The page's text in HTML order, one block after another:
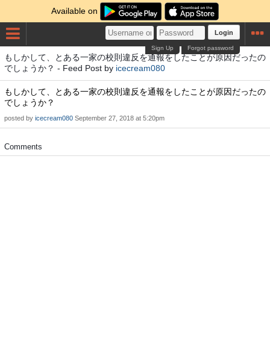
Available on
Login
Forgot password
Sign Up
もしかして、とある一家の校則違反を通報をしたことが原因だったの
でしょうか？ - Feed Post by icecream080
もしかして、とある一家の校則違反を通報をしたことが原因だったの
でしょうか？
posted by icecream080 September 27, 2018 at 5:20pm
Comments